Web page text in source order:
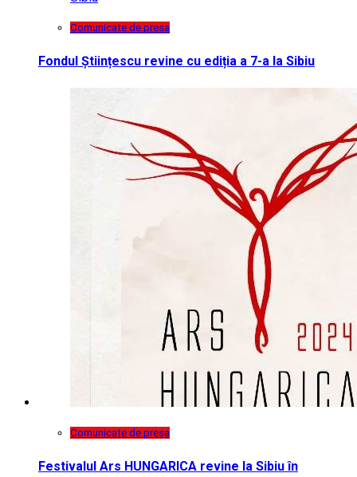
Comunicate de presa
Fondul Științescu revine cu ediția a 7-a la Sibiu
Comunicate de presa
Festivalul Ars HUNGARICA revine la Sibiu în